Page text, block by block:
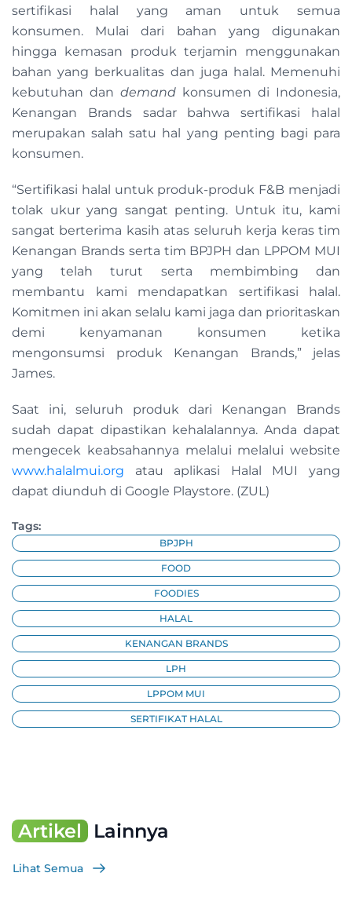
sertifikasi halal yang aman untuk semua
konsumen. Mulai dari bahan yang digunakan
hingga kemasan produk terjamin menggunakan
bahan yang berkualitas dan juga halal. Memenuhi
kebutuhan dan demand konsumen di Indonesia,
Kenangan Brands sadar bahwa sertifikasi halal
merupakan salah satu hal yang penting bagi para
konsumen.
“Sertifikasi halal untuk produk-produk F&B menjadi
tolak ukur yang sangat penting. Untuk itu, kami
sangat berterima kasih atas seluruh kerja keras tim
Kenangan Brands serta tim BPJPH dan LPPOM MUI
yang telah turut serta membimbing dan
membantu kami mendapatkan sertifikasi halal.
Komitmen ini akan selalu kami jaga dan prioritaskan
demi kenyamanan konsumen ketika
mengonsumsi produk Kenangan Brands,” jelas
James.
Saat ini, seluruh produk dari Kenangan Brands
sudah dapat dipastikan kehalalannya. Anda dapat
mengecek keabsahannya melalui melalui website
www.halalmui.org atau aplikasi Halal MUI yang
dapat diunduh di Google Playstore. (ZUL)
Tags:
BPJPH
FOOD
FOODIES
HALAL
KENANGAN BRANDS
LPH
LPPOM MUI
SERTIFIKAT HALAL
Artikel Lainnya
Lihat Semua